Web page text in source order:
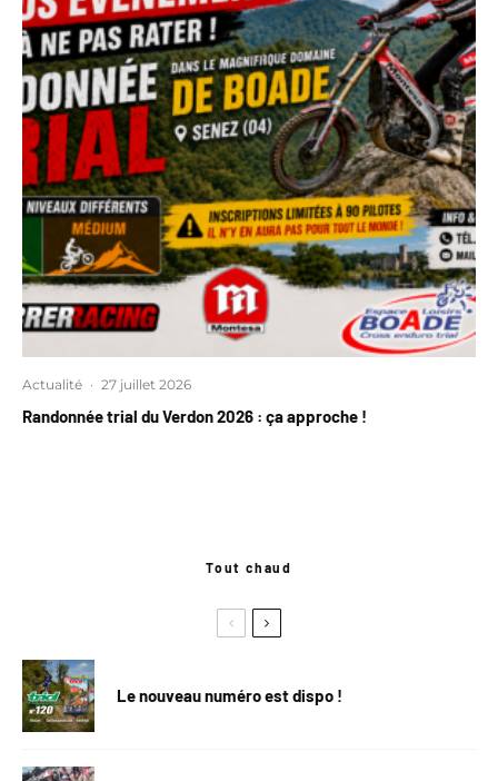
Actualité · 27 juillet 2026
Randonnée trial du Verdon 2026 : ça approche !
Tout chaud
Le nouveau numéro est dispo !